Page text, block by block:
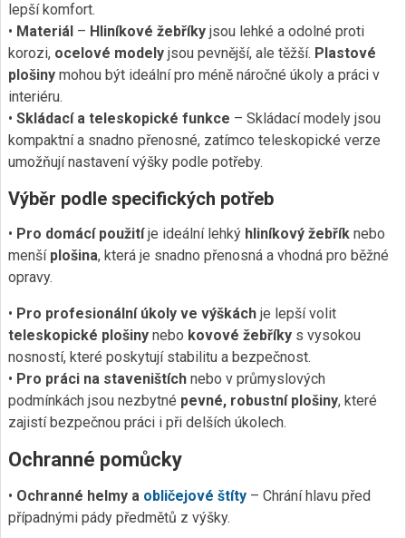
lepší komfort.
• Materiál – Hliníkové žebříky jsou lehké a odolné proti
korozi, ocelové modely jsou pevnější, ale těžší. Plastové
plošiny mohou být ideální pro méně náročné úkoly a práci v
interiéru.
• Skládací a teleskopické funkce – Skládací modely jsou
kompaktní a snadno přenosné, zatímco teleskopické verze
umožňují nastavení výšky podle potřeby.
Výběr podle specifických potřeb
• Pro domácí použitíje ideální lehký hliníkový žebřík nebo
menší plošina, která je snadno přenosná a vhodná pro běžné
opravy.
• Pro profesionální úkoly ve výškách je lepší volit
teleskopické plošiny nebo kovové žebříky s vysokou
nosností, které poskytují stabilitu a bezpečnost.
• Pro práci na staveništích nebo v průmyslových
podmínkách jsou nezbytné pevné, robustní plošiny, které
zajistí bezpečnou práci i při delších úkolech.
Ochranné pomůcky
• Ochranné helmy a obličejové štíty – Chrání hlavu před
případnými pády předmětů z výšky.